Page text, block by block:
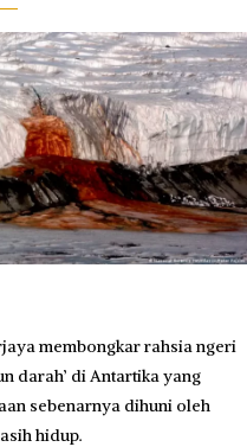
membongkar rahsia ngeri
darah’ di Antartika yang
sebenarnya dihuni oleh
hidup.